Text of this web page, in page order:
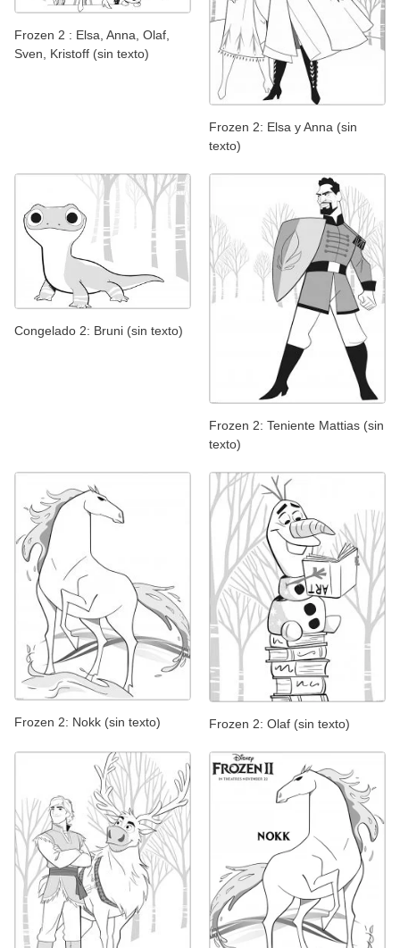
Frozen 2 : Elsa, Anna, Olaf,
Sven, Kristoff (sin texto)
Frozen 2: Elsa y Anna (sin
texto)
Congelado 2: Bruni (sin texto)
Frozen 2: Teniente Mattias (sin
texto)
Frozen 2: Nokk (sin texto) Frozen 2: Olaf (sin texto)